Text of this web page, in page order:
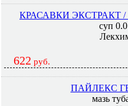
КРАСАВКИ ЭКСТРАКТ /
суп
622 руб.
ПАЙЛЕКС
мазь